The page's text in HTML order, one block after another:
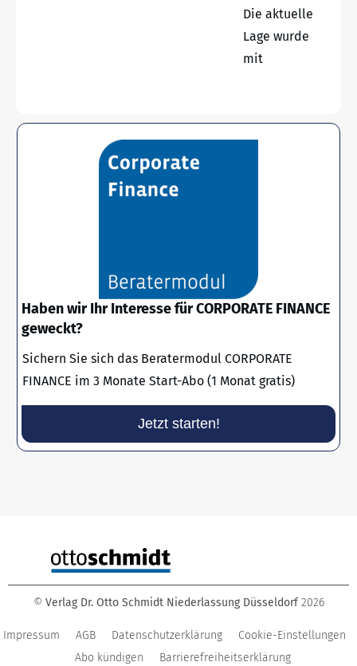
Die aktuelle
Lage wurde
mit
Haben wir Ihr Interesse für CORPORATE FINANCE
geweckt?
Sichern Sie sich das Beratermodul CORPORATE
FINANCE im 3 Monate Start-Abo (1 Monat gratis)
Jetzt starten!
© Verlag Dr. Otto Schmidt Niederlassung Düsseldorf 2026
Impressum AGB Datenschutzerklärung
Cookie-Einstellungen
Abo kündigen
Barrierefreiheitserklärung